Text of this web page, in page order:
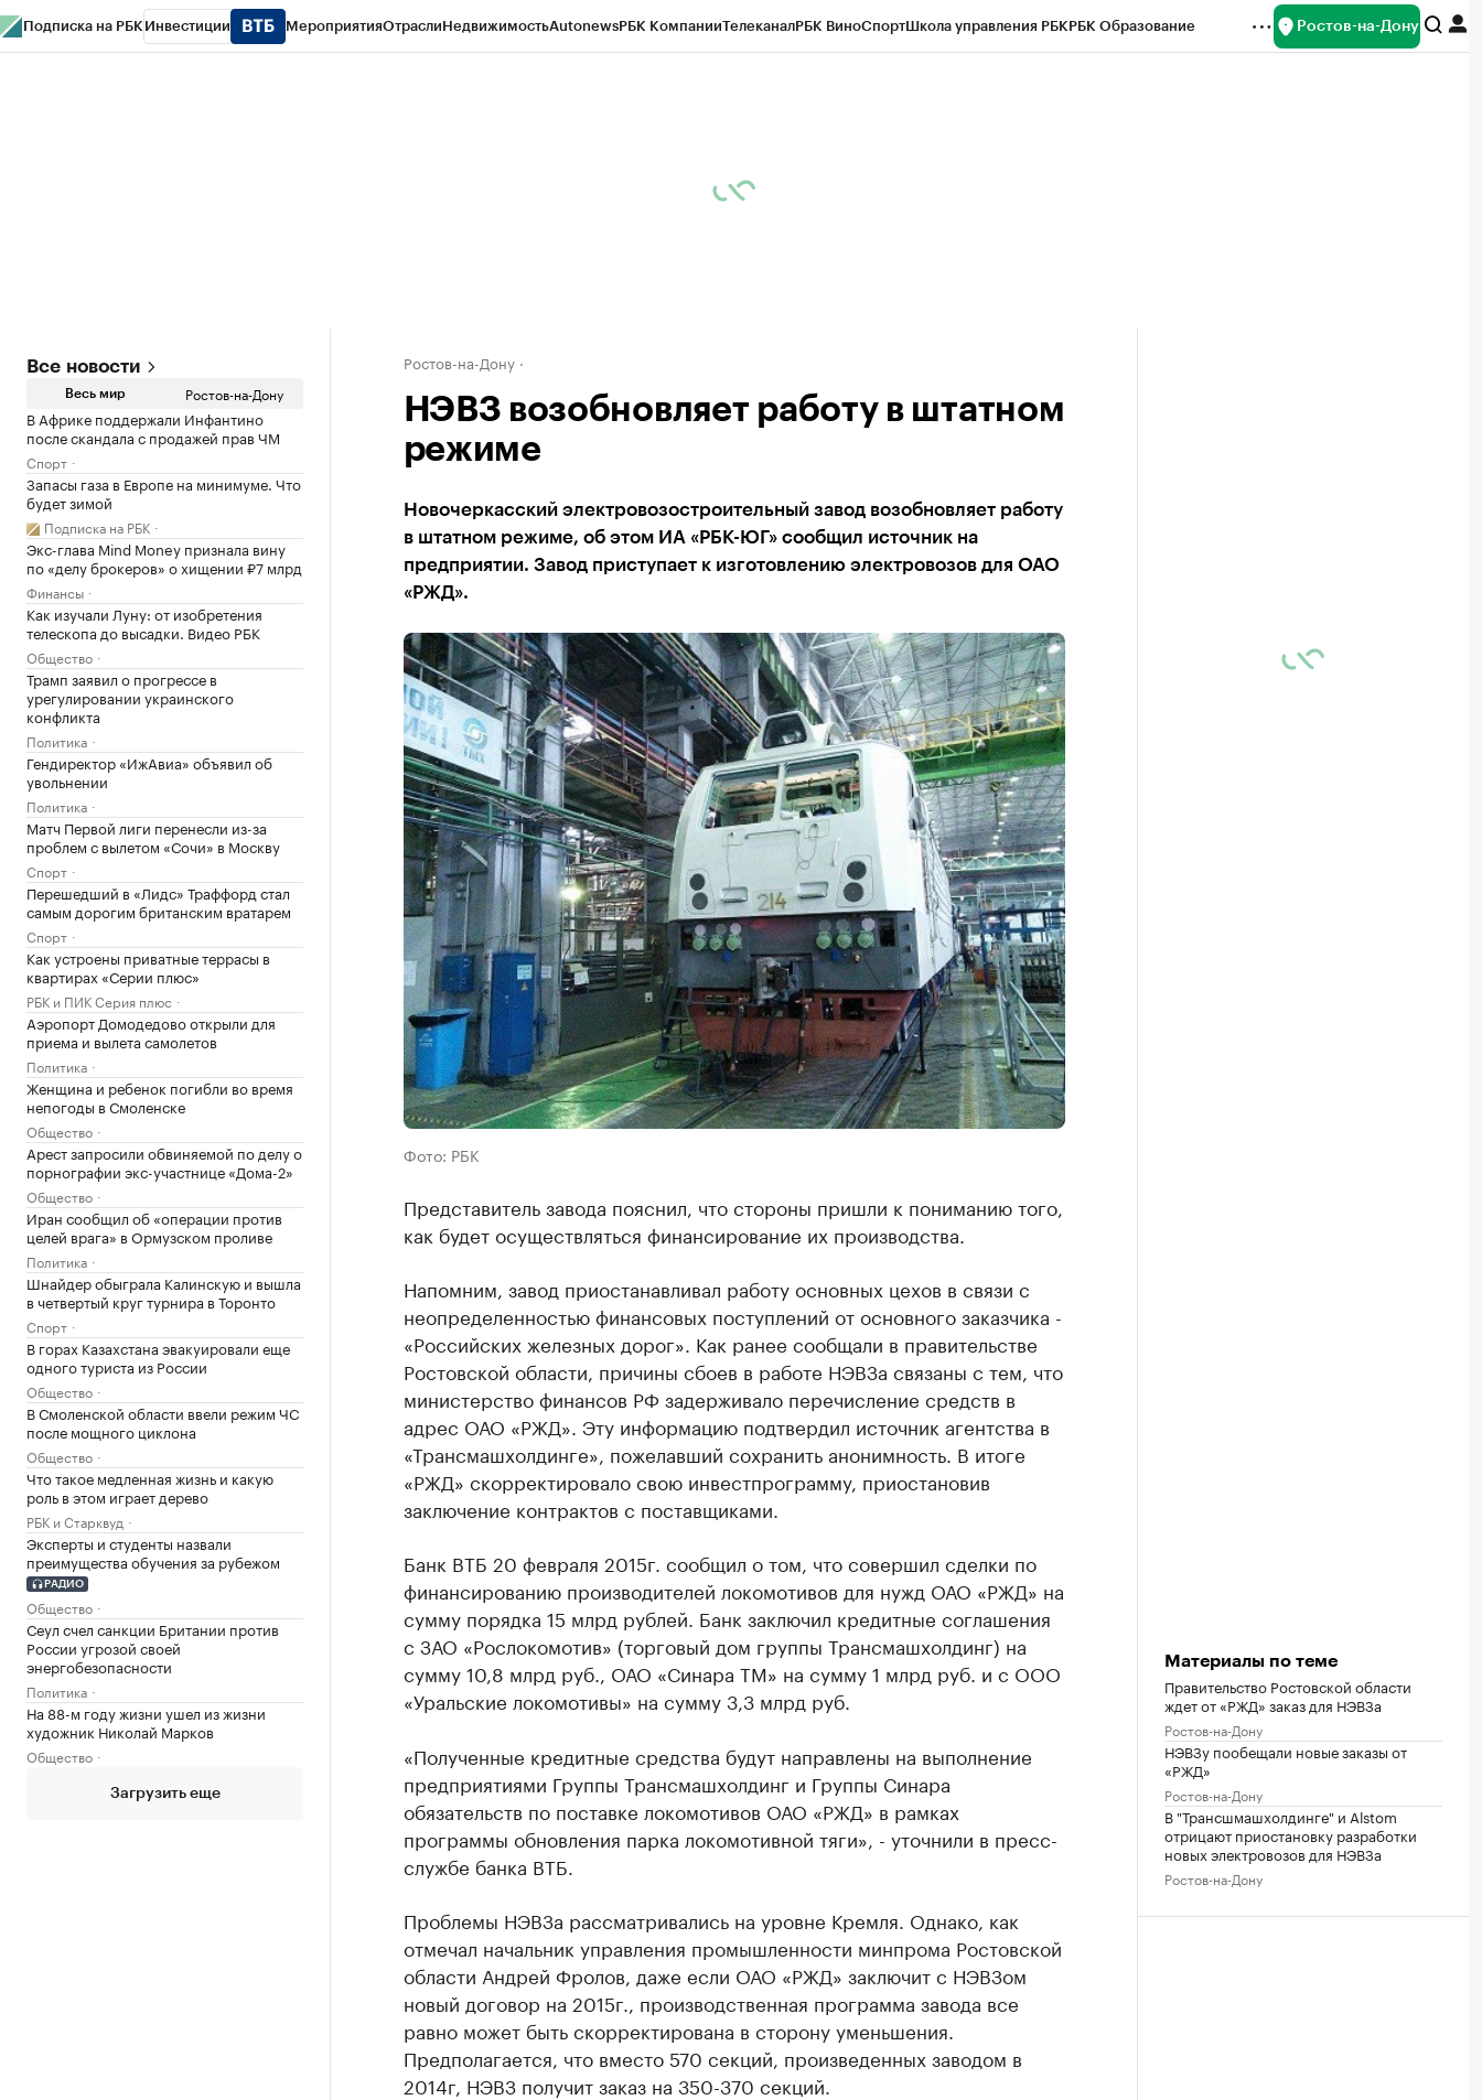
Подписка на РБК Инвестиции МероприятияОтраслиНедвижимостьAutonewsРБК КомпанииТелеканалРБК ВиноСпортШкола управления РБКРБК Образование Ростов-на-Дону
Все новости
Весь мир Ростов-на-Дону
В Африке поддержали Инфантино
после скандала с продажей прав ЧМ
Спорт
Запасы газа в Европе на минимуме. Что
будет зимой
Подписка на РБК
Экс-глава Mind Money признала вину
по «делу брокеров» о хищении ₽7 млрд
Финансы
Как изучали Луну: от изобретения
телескопа до высадки. Видео РБК
Общество
Трамп заявил о прогрессе в
урегулировании украинского
конфликта
Политика
Гендиректор «ИжАвиа» объявил об
увольнении
Политика
Матч Первой лиги перенесли из-за
проблем с вылетом «Сочи» в Москву
Спорт
Перешедший в «Лидс» Траффорд стал
самым дорогим британским вратарем
Спорт
Как устроены приватные террасы в
квартирах «Серии плюс»
РБК и ПИК Серия плюс
Аэропорт Домодедово открыли для
приема и вылета самолетов
Политика
Женщина и ребенок погибли во время
непогоды в Смоленске
Общество
Арест запросили обвиняемой по делу о
порнографии экс-участнице «Дома-2»
Общество
Иран сообщил об «операции против
целей врага» в Ормузском проливе
Политика
Шнайдер обыграла Калинскую и вышла
в четвертый круг турнира в Торонто
Спорт
В горах Казахстана эвакуировали еще
одного туриста из России
Общество
В Смоленской области ввели режим ЧС
после мощного циклона
Общество
Что такое медленная жизнь и какую
роль в этом играет дерево
РБК и Старквуд
Эксперты и студенты назвали
преимущества обучения за рубежом
РАДИО
Общество
Сеул счел санкции Британии против
России угрозой своей
энергобезопасности
Политика
На 88-м году жизни ушел из жизни
художник Николай Марков
Общество
Загрузить еще
Ростов-на-Дону
НЭВЗ возобновляет работу в штатном
режиме
Новочеркасский электровозостроительный завод возобновляет работу
в штатном режиме, об этом ИА «РБК-ЮГ» сообщил источник на
предприятии. Завод приступает к изготовлению электровозов для ОАО
«РЖД».
Фото: РБК
Представитель завода пояснил, что стороны пришли к пониманию того,
как будет осуществляться финансирование их производства.
Напомним, завод приостанавливал работу основных цехов в связи с
неопределенностью финансовых поступлений от основного заказчика -
«Российских железных дорог». Как ранее сообщали в правительстве
Ростовской области, причины сбоев в работе НЭВЗа связаны с тем, что
министерство финансов РФ задерживало перечисление средств в
адрес ОАО «РЖД». Эту информацию подтвердил источник агентства в
«Трансмашхолдинге», пожелавший сохранить анонимность. В итоге
«РЖД» скорректировало свою инвестпрограмму, приостановив
заключение контрактов с поставщиками.
Банк ВТБ 20 февраля 2015г. сообщил о том, что совершил сделки по
финансированию производителей локомотивов для нужд ОАО «РЖД» на
сумму порядка 15 млрд рублей. Банк заключил кредитные соглашения
с ЗАО «Рослокомотив» (торговый дом группы Трансмашхолдинг) на
сумму 10,8 млрд руб., ОАО «Синара ТМ» на сумму 1 млрд руб. и с ООО
«Уральские локомотивы» на сумму 3,3 млрд руб.
«Полученные кредитные средства будут направлены на выполнение
предприятиями Группы Трансмашхолдинг и Группы Синара
обязательств по поставке локомотивов ОАО «РЖД» в рамках
программы обновления парка локомотивной тяги», - уточнили в пресс-
службе банка ВТБ.
Проблемы НЭВЗа рассматривались на уровне Кремля. Однако, как
отмечал начальник управления промышленности минпрома Ростовской
области Андрей Фролов, даже если ОАО «РЖД» заключит с НЭВЗом
новый договор на 2015г., производственная программа завода все
равно может быть скорректирована в сторону уменьшения.
Предполагается, что вместо 570 секций, произведенных заводом в
2014г, НЭВЗ получит заказ на 350-370 секций.
Материалы по теме
Правительство Ростовской области
ждет от «РЖД» заказ для НЭВЗа
Ростов-на-Дону
НЭВЗу пообещали новые заказы от
«РЖД»
Ростов-на-Дону
В "Трансшмашхолдинге" и Alstom
отрицают приостановку разработки
новых электровозов для НЭВЗа
Ростов-на-Дону